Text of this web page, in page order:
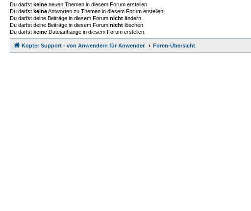
Du darfst keine neuen Themen in diesem Forum erstellen.
Du darfst keineAntworten zu Themen in diesem Forum erstellen.
Du darfst deine Beiträge in diesem Forum nicht ändern.
Du darfst deine Beiträge in diesem Forum nicht löschen.
Du darfst keine Dateianhänge in diesem Forum erstellen.
Kopter Support - von Anwendern für Anwender. Foren-Übersicht